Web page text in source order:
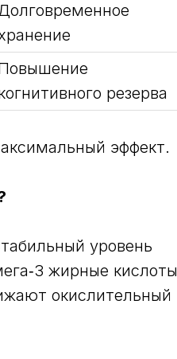
резерва
эффект.
уровень
жирные кислоты
окислительный